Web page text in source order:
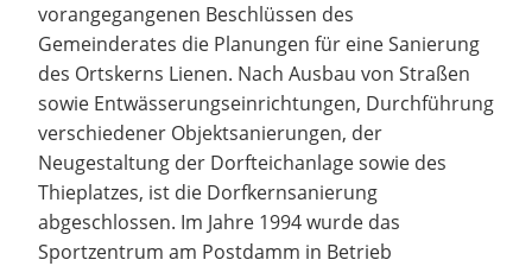
vorangegangenen Beschlüssen des
Gemeinderates die Planungen für eine Sanierung
des Ortskerns Lienen. Nach Ausbau von Straßen
sowie Entwässerungseinrichtungen, Durchführung
verschiedener Objektsanierungen, der
Neugestaltung der Dorfteichanlage sowie des
Thieplatzes, ist die Dorfkernsanierung
abgeschlossen. Im Jahre 1994 wurde das
Sportzentrum am Postdamm in Betrieb